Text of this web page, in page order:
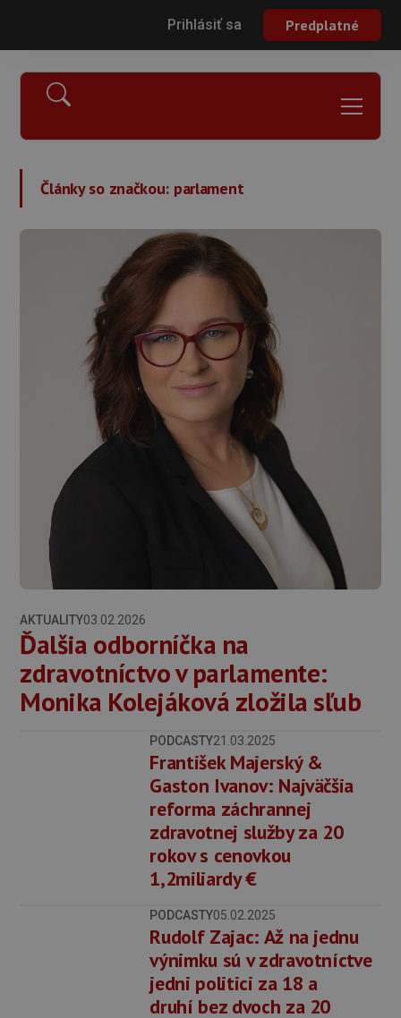
Prihlásiť sa Predplatné
Články so značkou: parlament
AKTUALITY03.02.2026
Ďalšia odborníčka na
zdravotníctvo v parlamente:
Monika Kolejáková zložila sľub
PODCASTY21.03.2025
František Majerský &
Gaston Ivanov: Najväčšia
reforma záchrannej
zdravotnej služby za 20
rokov s cenovkou
1,2miliardy €
PODCASTY05.02.2025
Rudolf Zajac: Až na jednu
výnimku sú v zdravotníctve
jedni politici za 18 a
druhí bez dvoch za 20